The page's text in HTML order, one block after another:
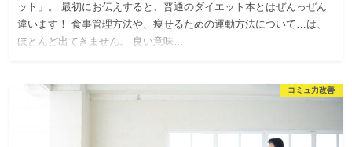
ット」。 最初にお伝えすると、普通のダイエット本とはぜんっぜん
違います！ 食事管理方法や、痩せるための運動方法について…は、
ほとんど出てきません。 良い意味…
コミュ力改善